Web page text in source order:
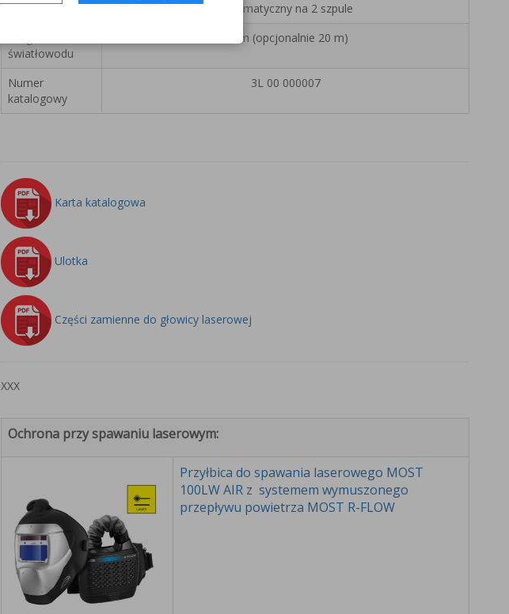
Podajnik drutu
Automatyczny na 2 szpule
światłowodu
10 m (opcjonalnie 20 m)
Numer
katalogowy
3L 00 000007
Karta katalogowa
Ulotka
Części zamienne do głowicy laserowej
XXX
Ochrona przy spawaniu laserowym:
Przyłbica do spawania laserowego MOST
100LW AIR z systemem wymuszonego
przepływu powietrza MOST R-FLOW